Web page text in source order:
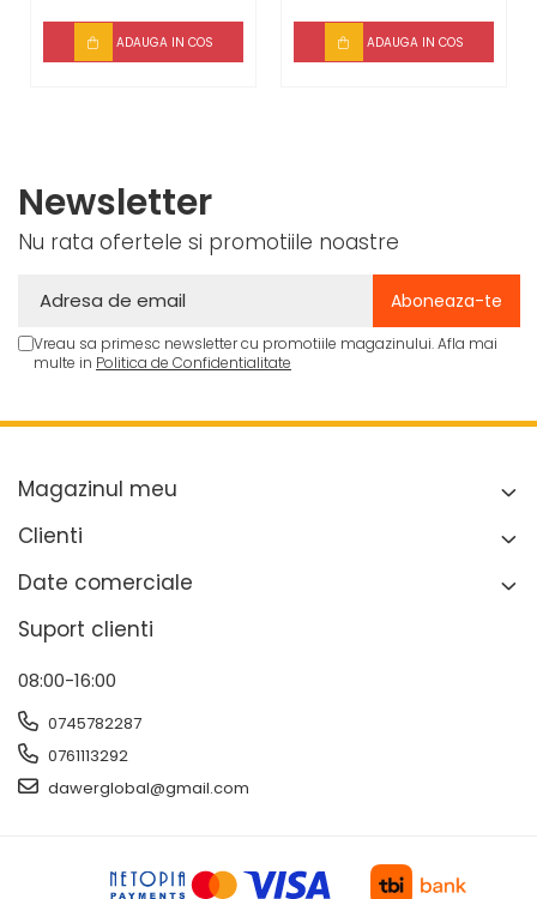
ADAUGA IN COS ADAUGA IN COS
Newsletter
Nu rata ofertele si promotiile noastre
Vreau sa primesc newsletter cu promotiile magazinului. Afla mai
multe in Politica de Confidentialitate
Magazinul meu
Clienti
Date comerciale
Suport clienti
08:00-16:00
0745782287
0761113292
dawerglobal@gmail.com